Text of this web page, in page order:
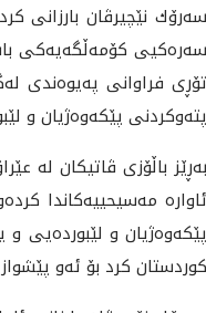
سه‌رۆك نێچيرڤان بارزانى
سه‌ره‌كيى كۆمه‌ڵگه‌يه‌كى
تۆڕى فراوانى په‌يوه‌ندى
پته‌وكردنى پێكه‌وه‌ژيان و
به‌ڕێز باڵۆزى ڤاتيكان له‌
ئاواره‌ مه‌سيحييه‌كاندا
پێكه‌وه‌ژيان و لێبورده‌يى
كوردستان كرد بۆ ئه‌و